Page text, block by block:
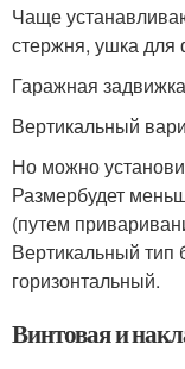
Чаще
стержня, ушка для
Гаражная задвижка
Вертикальный
Но можно
Размербудет
(путем
Вертикальный тип
горизонтальный.
Винтовая и